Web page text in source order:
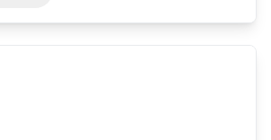
Mantenimiento incluido